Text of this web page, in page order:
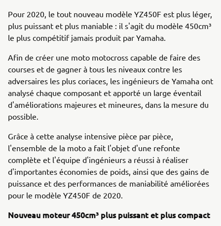
Pour 2020, le tout nouveau modèle YZ450F est plus léger,
plus puissant et plus maniable : il s'agit du modèle 450cm³
le plus compétitif jamais produit par Yamaha.
Afin de créer une moto motocross capable de faire des
courses et de gagner à tous les niveaux contre les
adversaires les plus coriaces, les ingénieurs de Yamaha ont
analysé chaque composant et apporté un large éventail
d'améliorations majeures et mineures, dans la mesure du
possible.
Grâce à cette analyse intensive pièce par pièce,
l'ensemble de la moto a fait l'objet d'une refonte
complète et l'équipe d'ingénieurs a réussi à réaliser
d'importantes économies de poids, ainsi que des gains de
puissance et des performances de maniabilité améliorées
pour le modèle YZ450F de 2020.
Nouveau moteur 450cm³ plus puissant et plus compact